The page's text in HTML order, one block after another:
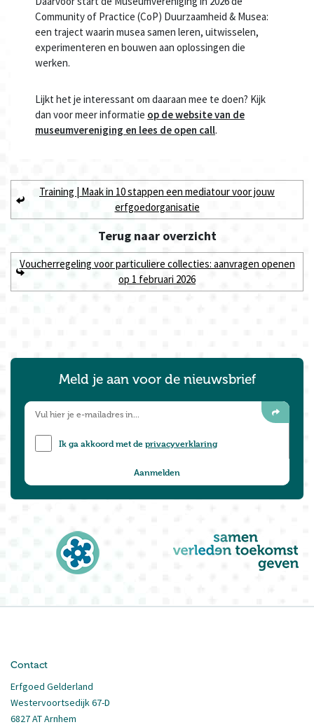
Community of Practice (CoP) Duurzaamheid & Musea:
een traject waarin musea samen leren, uitwisselen,
experimenteren en bouwen aan oplossingen die
werken.
Lijkt het je interessant om daaraan mee te doen? Kijk
dan voor meer informatie op de website van de
museumvereniging en lees de open call.
Training | Maak in 10 stappen een mediatour voor jouw
erfgoedorganisatie
Terug naaroverzicht
Voucherregeling voor particuliere collecties: aanvragen openen
op 1 februari 2026
Meld je aan voor de nieuwsbrief
Ik ga akkoord met deprivacyverklaring
Contact
Erfgoed Gelderland
Westervoortsedijk 67-D
6827 AT Arnhem